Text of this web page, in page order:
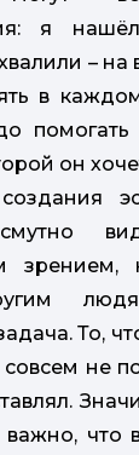
я
– на
в
он
зрением,
То,
совсем не
что